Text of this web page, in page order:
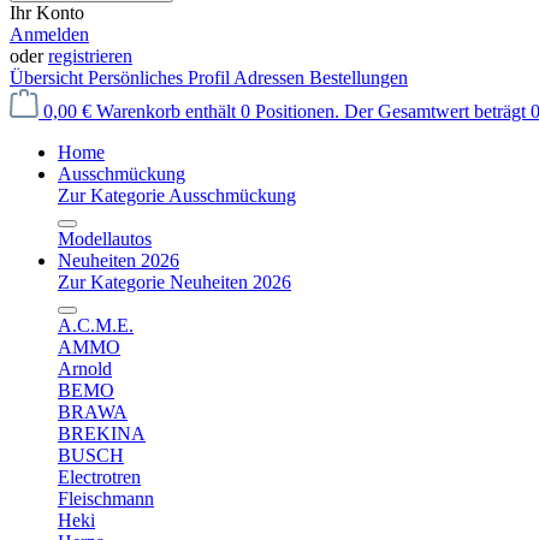
Ihr Konto
Anmelden
oderregistrieren
Übersicht Persönliches Profil Adressen Bestellungen
0,00 € Warenkorb enthält 0 Positionen. Der Gesamtwert beträgt
Home
Ausschmückung
Zur Kategorie Ausschmückung
Modellautos
Neuheiten 2026
Zur Kategorie Neuheiten 2026
A.C.M.E.
AMMO
Arnold
BEMO
BRAWA
BREKINA
BUSCH
Electrotren
Fleischmann
Heki